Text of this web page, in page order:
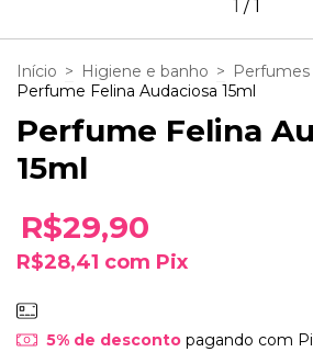
1 /1
Início > Higiene e banho > Perfumes
Perfume Felina Audaciosa 15ml
Perfume Felina
15ml
R$29,90
R$28,41 com Pix
5% de descontopagando com